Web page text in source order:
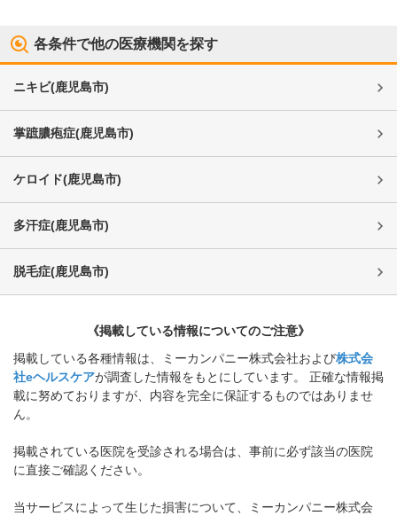
各条件で他の医療機関を探す
ニキビ(鹿児島市)
掌蹠膿疱症(鹿児島市)
ケロイド(鹿児島市)
多汗症(鹿児島市)
脱毛症(鹿児島市)
《掲載している情報についてのご注意》
掲載している各種情報は、ミーカンパニー株式会社および株式会
社eヘルスケアが調査した情報をもとにしています。 正確な情報掲
載に努めておりますが、内容を完全に保証するものではありませ
ん。
掲載されている医院を受診される場合は、事前に必ず該当の医院
に直接ご確認ください。
当サービスによって生じた損害について、ミーカンパニー株式会